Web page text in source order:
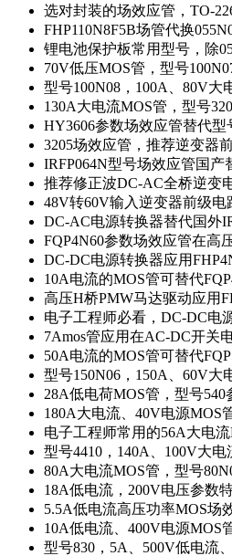
选对封装的场效应管，TO-
FHP110N8F5B场管代换
锂电池保护板常用型号，除
70V低压MOS管，型号
型号100N08，100A、80V大
130A大电流MOS管，型号
HY3606参数场效应管替代型
3205场效应管，推荐逆变器
IRFP064N型号场效应管国产
推荐修正波DC-AC全桥逆变
48V转60V输入逆变器前级电
DC-AC电源转换器替代国外
FQP4N60参数场效应管在高
DC-DC电源转换器应用
10A电流的MOS管可替代
高压H桥PMW马达驱动应用
电子工程师必看，DC-DC电
7Amos管应用在AC-DC开关
50A电流的MOS管可替代
型号150N06，150A、60V大
28A低电荷MOS管，型号540
180A大电流、40V电源MOS
电子工程师常用的56A大电
型号4410，140A、100V大
80A大电流MOS管，型号
18A低电流，200V电压参数
5.5A低电流高压功率MOS场
10A低电流、400V电源MOS
型号830，5A、500V低电流